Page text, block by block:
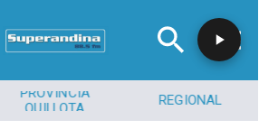
PROVINCIA
QUILLOTA
REGIONAL